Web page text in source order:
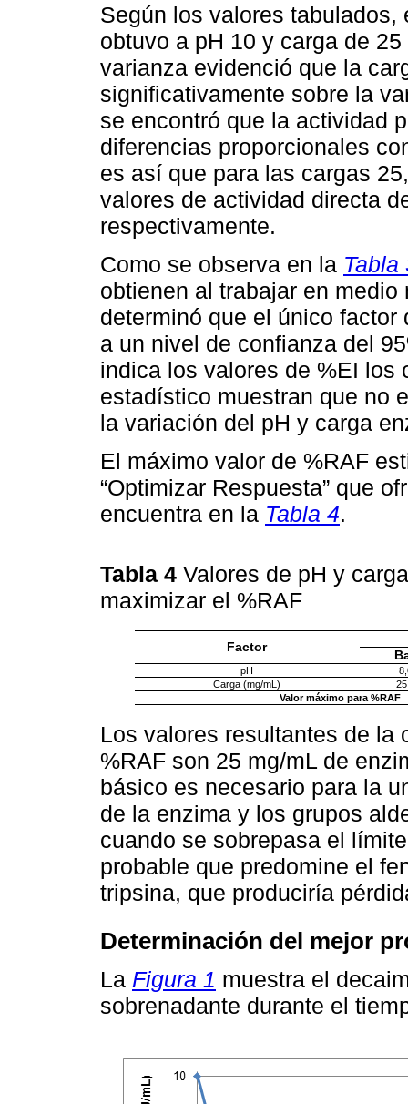
Según los valores tabulados,
obtuvo a pH 10 y carga de
varianza evidenció que la
significativamente sobre la
se encontró que la actividad
diferencias proporcionales
es así que para las cargas
valores de actividad directa
respectivamente.
Como se observa en la Tabla
obtienen al trabajar en
determinó que el único
a un nivel de confianza del
indica los valores de %EI los
estadístico muestran que no
la variación del pH y carga
El máximo valor de %RAF
“Optimizar Respuesta” que
encuentra en la Tabla 4.
Tabla 4 Valores de pH y
maximizar el %RAF
Factor
pH
Carga (mg/mL)
Valor máximo para %RAF
Los valores resultantes de la
%RAF son 25 mg/mL de
básico es necesario para la
de la enzima y los grupos
cuando se sobrepasa el
probable que predomine el
tripsina, que produciría
Determinación del mejor
La Figura 1 muestra el
sobrenadante durante el